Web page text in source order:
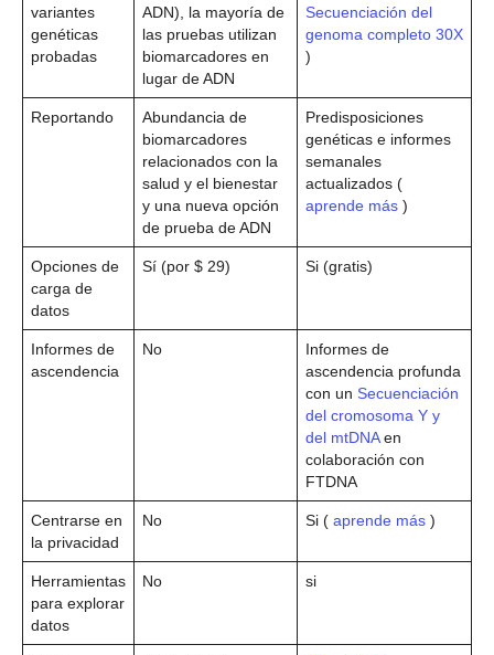
variantes
genéticas
probadas
ADN), la mayoría de
las pruebas utilizan
biomarcadores en
lugar de ADN
Secuenciación del
genoma completo 30X
)
Reportando
Abundancia de
biomarcadores
relacionados con la
salud y el bienestar
y una nueva opción
de prueba de ADN
Predisposiciones
genéticas e informes
semanales
actualizados (
aprende más )
Opciones de
carga de
datos
Sí (por $ 29) Si (gratis)
Informes de
ascendencia
No
Informes de
ascendencia profunda
con un Secuenciación
del cromosoma Y y
del mtDNAen
colaboración con
FTDNA
Centrarse en
la privacidad
No Si ( aprende más )
Herramientas
para explorar
datos
No si